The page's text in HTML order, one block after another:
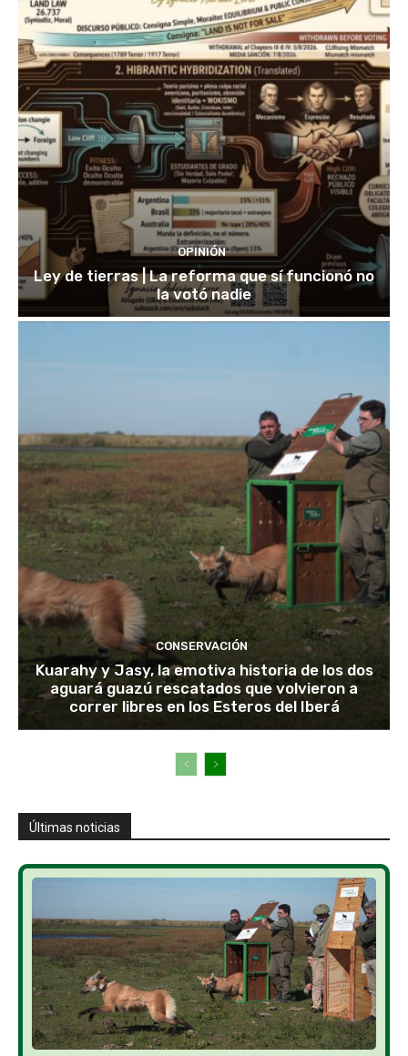
OPINIÓN
Ley de tierras | La reforma que sí funcionó no
la votó nadie
CONSERVACIÓN
Kuarahy y Jasy, la emotiva historia de los dos
aguará guazú rescatados que volvieron a
correr libres en los Esteros del Iberá
Últimas noticias